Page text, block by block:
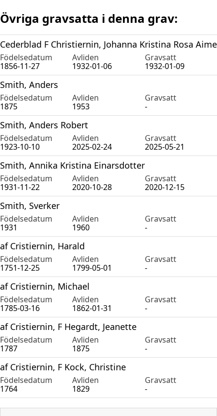
Övriga gravsatta i denna grav:
Cederblad F Christiernin, Johanna Kristina Rosa Aime
Födelsedatum Avliden
Gravsatt
1856-11-27
1932-01-06 1932-01-09
Smith, Anders
Födelsedatum Avliden
Gravsatt
1875
1953 -
Smith, Anders Robert
Födelsedatum Avliden
Gravsatt
1923-10-10
2025-02-24 2025-05-21
Smith, Annika Kristina Einarsdotter
Födelsedatum Avliden
Gravsatt
1931-11-22
2020-10-28 2020-12-15
Smith, Sverker
Födelsedatum Avliden
Gravsatt
1931
1960 -
af Cristiernin, Harald
Födelsedatum Avliden
Gravsatt
1751-12-25
1799-05-01 -
af Cristiernin, Michael
Födelsedatum Avliden
Gravsatt
1785-03-16
1862-01-31 -
af Cristiernin, F Hegardt, Jeanette
Födelsedatum Avliden
Gravsatt
1787
1875 -
af Cristiernin, F Kock, Christine
Födelsedatum Avliden
Gravsatt
1764
1829 -